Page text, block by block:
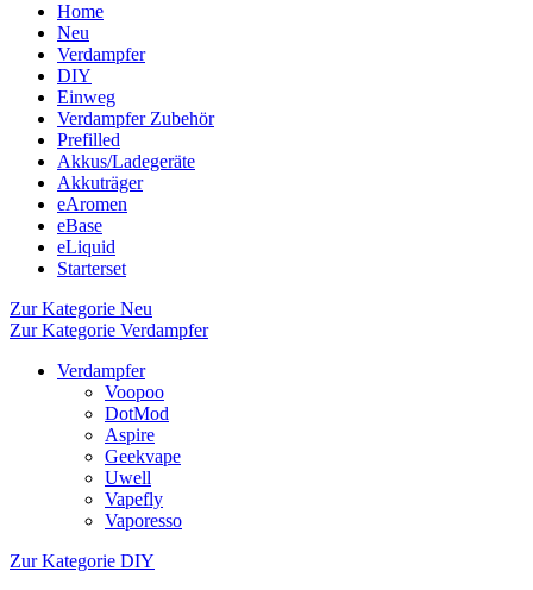
Home
Neu
Verdampfer
DIY
Einweg
Verdampfer Zubehör
Prefilled
Akkus/Ladegeräte
Akkuträger
eAromen
eBase
eLiquid
Starterset
Zur Kategorie Neu
Zur Kategorie Verdampfer
Verdampfer
Voopoo
DotMod
Aspire
Geekvape
Uwell
Vapefly
Vaporesso
Zur Kategorie DIY